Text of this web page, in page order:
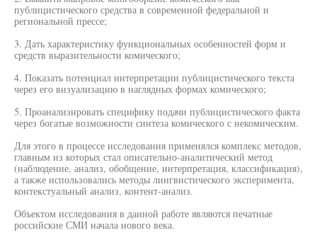
публицистического средства в современной федеральной и
региональной прессе;
3. Дать характеристику функциональных особенностей форм и
средств выразительности комического;
4. Показать потенциал интерпретации публицистического текста
через его визуализацию в наглядных формах комического;
5. Проанализировать специфику подачи публицистического факта
через богатые возможности синтеза комического с некомическим.
Для этого в процессе исследования применялся комплекс методов,
главным из которых стал описательно-аналитический метод
(наблюдение, анализ, обобщение, интерпретация, классификация),
а также использовались методы лингвистического эксперимента,
контекстуальный анализ, контент-анализ.
Объектом исследования в данной работе являются печатные
российские СМИ начала нового века.